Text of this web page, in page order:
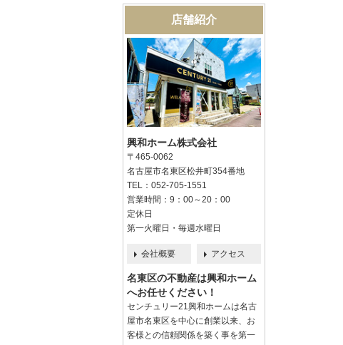
店舗紹介
興和ホーム株式会社
〒465-0062
名古屋市名東区松井町354番地
TEL：052-705-1551
営業時間：9：00～20：00
定休日
第一火曜日・毎週水曜日
会社概要 アクセス
名東区の不動産は興和ホーム
へお任せください！
センチュリー21興和ホームは名古
屋市名東区を中心に創業以来、お
客様との信頼関係を築く事を第一